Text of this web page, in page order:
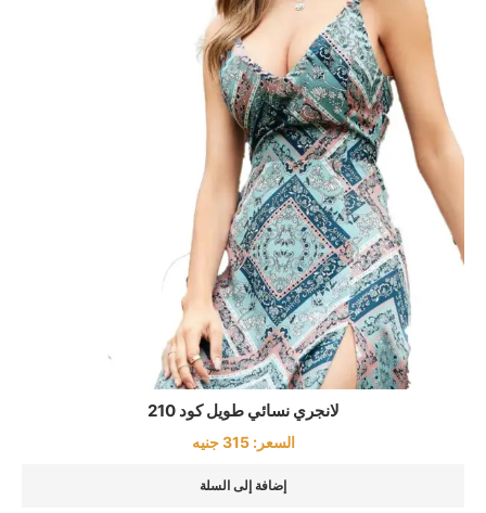
لانجري نسائي طويل كود 210
السعر:315 جنيه
إضافة إلى السلة